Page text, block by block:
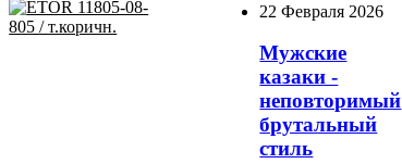
22 Февраля 2026
Мужские
казаки -
неповторимый
брутальный
стиль